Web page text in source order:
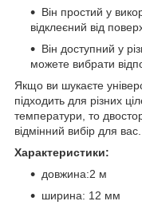
Він простий у
відклеєний від
Він доступний у
можете вибрати
Якщо ви шукаєте
підходить для різних
температури, то
відмінний вибір для вас.
Характеристики:
довжина:2 м
ширина: 12 мм